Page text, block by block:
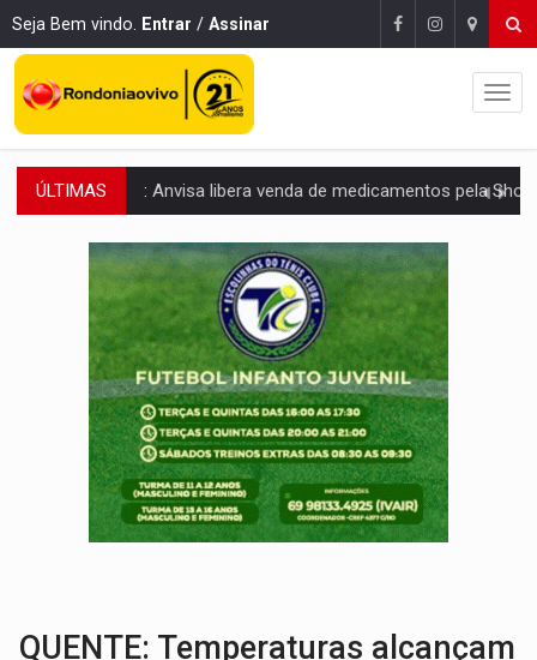
Seja Bem vindo. Entrar / Assinar
ÚLTIMAS MAIS RIGOR:Nova lei endurece punição por abuso sexual contra
POLUIÇÃO E RISCOS:Retirada de fiação irregular avança no país e em PVH
VÍDEO: Armado com machado, homem ameaça matar sobrinha grávida e
TRIBUNAL DO CRIME:Homem é espancado por facção criminosa
VÍDEO:Perseguição é registrada no shopping após colombiana furtar
LUDOPATIA:Apostas online começam a afetar produtividade e rotina
REFLORESTAMENTO:Plantar árvores não será mais suficiente para
OVNIS NA LUA: Cientistas alertam para possível base secreta no satélite
QUENTE: Temperaturas alcançam